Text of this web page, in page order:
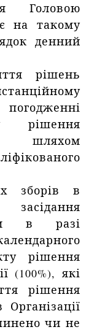
Головою
на такому
денний
рішень
рішення
шляхом
зборів в
засідання
в разі
рішення
(100%), які
рішення
чи не